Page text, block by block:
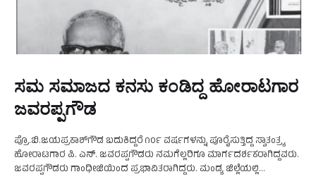
ಸಮ ಸಮಾಜದ ಕನಸು ಕಂಡಿದ್ದ ಹೋರಾಟಗಾರ
ಜವರಪ್ಪಗೌಡ
ಪ್ರೊ.ಬಿ.ಜಯಪ್ರಕಾಶ್‌ಗೌಡ ಬದುಕಿದ್ದರೆ ೧೦೯ ವರ್ಷಗಳನ್ನು ಪೂರೈಸುತ್ತಿದ್ದ ಸ್ವಾತಂತ್ರ್ಯ
ಹೋರಾಟಗಾರ ಪಿ. ಎನ್. ಜವರಪ್ಪಗೌಡರು ನಮಗೆಲ್ಲರಿಗೂ ಮಾರ್ಗದರ್ಶಕರಾಗಿದ್ದವರು.
ಜವರಪ್ಪಗೌಡರು ಗಾಂಧೀಜಿಯಿಂದ ಪ್ರಭಾವಿತರಾಗಿದ್ದರು. ಮಂಡ್ಯ ಜಿಲ್ಲೆಯಲ್ಲಿ